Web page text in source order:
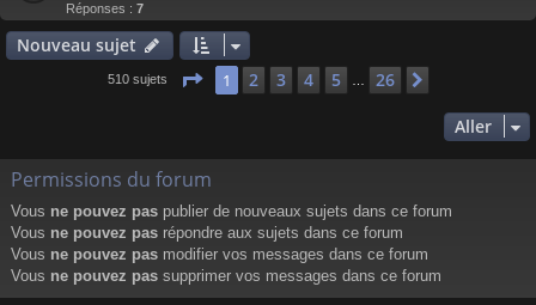
Réponses : 7
Nouveau sujet
510 sujets Page 1sur 26
1 2 3 4 5 26
Aller
Permissions du forum
Vous ne pouvez pas publier de nouveaux sujets dans ce forum
Vous ne pouvez pas répondre aux sujets dans ce forum
Vous ne pouvez pas modifier vos messages dans ce forum
Vous ne pouvez pas supprimer vos messages dans ce forum